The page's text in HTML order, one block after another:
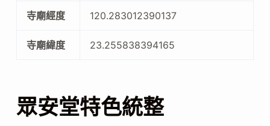
寺廟經度 120.283012390137
寺廟緯度 23.255838394165
眾安堂特色統整